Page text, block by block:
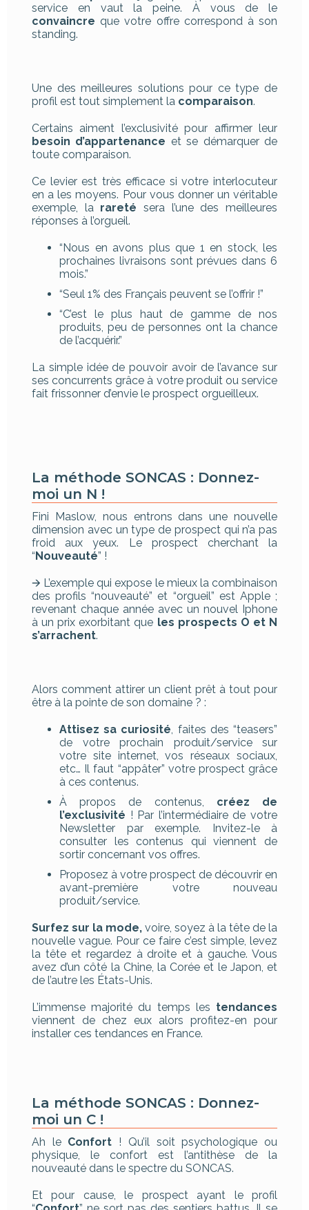
service en vaut la peine. À vous de le
convaincre que votre offre correspond à son
standing.
Une des meilleures solutions pour ce type de
profil est tout simplement la comparaison.
Certains aiment l’exclusivité pour affirmer leur
besoin d’appartenance et se démarquer de
toute comparaison.
Ce levier est très efficace si votre interlocuteur
en a les moyens. Pour vous donner un véritable
exemple, la rareté sera l’une des meilleures
réponses à l’orgueil.
“Nous en avons plus que 1 en stock, les
prochaines livraisons sont prévues dans 6
mois.”
“Seul 1% des Français peuvent se l’offrir !”
“C’est le plus haut de gamme de nos
produits, peu de personnes ont la chance
de l’acquérir.”
La simple idée de pouvoir avoir de l’avance sur
ses concurrents grâce à votre produit ou service
fait frissonner d’envie le prospect orgueilleux.
La méthode SONCAS : Donnez-
moi un N !
Fini Maslow, nous entrons dans une nouvelle
dimension avec un type de prospect qui n’a pas
froid aux yeux. Le prospect cherchant la
“ Nouveauté” !
🡪 L’exemple qui expose le mieux la combinaison
des profils “nouveauté” et “orgueil” est Apple ;
revenant chaque année avec un nouvel Iphone
à un prix exorbitant que les prospects O et N
s’arrachent.
Alors comment attirer un client prêt à tout pour
être à la pointe de son domaine ? :
Attisez sa curiosité, faites des “teasers”
de votre prochain produit/service sur
votre site internet, vos réseaux sociaux,
etc… Il faut “appâter” votre prospect grâce
à ces contenus.
À propos de contenus, créez de
l’exclusivité ! Par l’intermédiaire de votre
Newsletter par exemple. Invitez-le à
consulter les contenus qui viennent de
sortir concernant vos offres.
Proposez à votre prospect de découvrir en
avant-première votre nouveau
produit/service.
Surfez sur la mode, voire, soyez à la tête de la
nouvelle vague. Pour ce faire c’est simple, levez
la tête et regardez à droite et à gauche. Vous
avez d’un côté la Chine, la Corée et le Japon, et
de l’autre les États-Unis.
L’immense majorité du temps les tendances
viennent de chez eux alors profitez-en pour
installer ces tendances en France.
La méthode SONCAS : Donnez-
moi un C !
Ah le Confort ! Qu’il soit psychologique ou
physique, le confort est l’antithèse de la
nouveauté dans le spectre du SONCAS.
Et pour cause, le prospect ayant le profil